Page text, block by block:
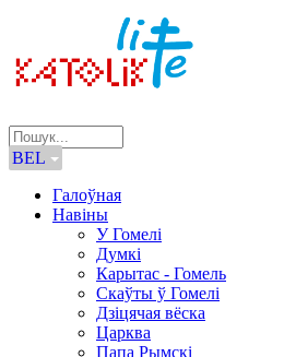
BEL
Галоўная
Навіны
У Гомелі
Думкі
Карытас - Гомель
Скаўты ў Гомелі
Дзіцячая вёска
Царква
Папа Рымскі